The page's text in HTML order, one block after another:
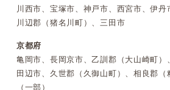
川西市、宝塚市、神戸市、西宮市、伊丹
川辺郡（猪名川町）、三田市
京都府
亀岡市、長岡京市、乙訓郡（大山崎町）
田辺市、久世郡（久御山町）、相良郡（
（一部）